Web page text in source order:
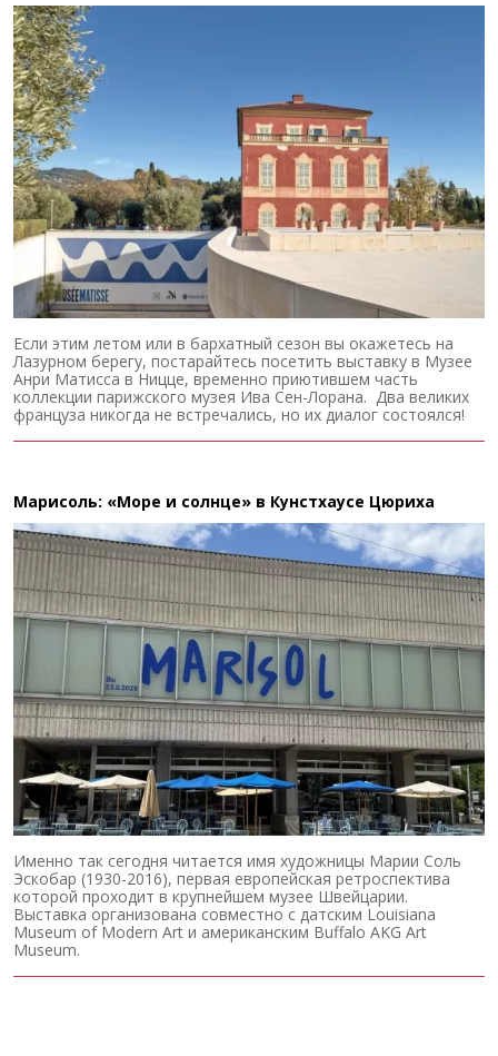
Если этим летом или в бархатный сезон вы окажетесь на
Лазурном берегу, постарайтесь посетить выставку в Музее
Анри Матисса в Ницце, временно приютившем часть
коллекции парижского музея Ива Сен-Лорана. Два великих
француза никогда не встречались, но их диалог состоялся!
Марисоль: «Море и солнце» в Кунстхаусе Цюриха
Именно так сегодня читается имя художницы Марии Соль
Эскобар (1930-2016), первая европейская ретроспектива
которой проходит в крупнейшем музее Швейцарии.
Выставка организована совместно с датским Louisiana
Museum of Modern Art и американским Buffalo AKG Art
Museum.